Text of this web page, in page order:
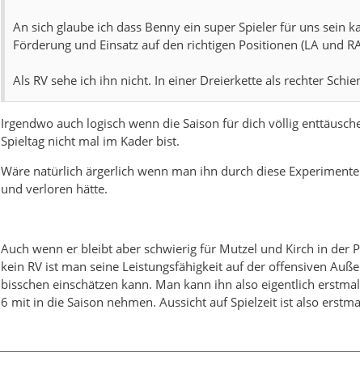
An sich glaube ich dass Benny ein super Spieler für uns sein
Förderung und Einsatz auf den richtigen Positionen (LA und
Als RV sehe ich ihn nicht. In einer Dreierkette als rechter
Irgendwo auch logisch wenn die Saison für dich völlig
Spieltag nicht mal im Kader bist.
Wäre natürlich ärgerlich wenn man ihn durch diese
und verloren hätte.
Auch wenn er bleibt aber schwierig für Mutzel und Kirch in der
kein RV ist man seine Leistungsfähigkeit auf der offensiven
bisschen einschätzen kann. Man kann ihn also eigentlich
6 mit in die Saison nehmen. Aussicht auf Spielzeit ist also